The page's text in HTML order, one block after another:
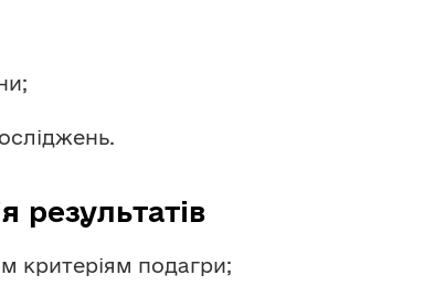
результатів
критеріям подагри;